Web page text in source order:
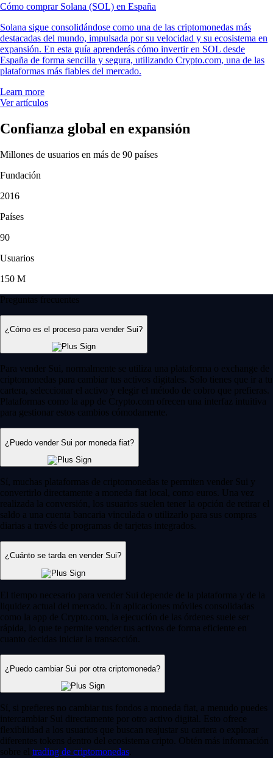
Cómo comprar Solana (SOL) en España
Solana sigue consolidándose como una de las criptomonedas más
destacadas del mundo, impulsada por su velocidad y su ecosistema en
expansión. En esta guía aprenderás cómo invertir en SOL desde
España de forma sencilla y segura, utilizando Crypto.com, una de las
plataformas más fiables del mercado.
Learn more
Ver artículos
Confianza global en expansión
Millones de usuarios en más de 90 países
Fundación
2016
Países
90
Usuarios
150 M
Preguntas frecuentes
¿Cómo es el proceso para vender Sui?
Para vender Sui, normalmente se utiliza una plataforma o exchange de
criptomonedas para cambiar tus activos digitales. Solo tienes que ir a tu
cartera, seleccionar el activo y elegir el método de cobro que prefieras.
Plataformas como la app de Crypto.com ofrecen una interfaz intuitiva
para gestionar estos cambios cómodamente.
¿Puedo vender Sui por moneda fiat?
Sí, muchas plataformas de criptomonedas te permiten vender Sui y
convertirlo directamente a moneda fiat local, como euros. Una vez
realizada la conversión, los usuarios suelen tener la opción de retirar el
saldo a una cuenta bancaria vinculada o utilizarlo para sus compras
diarias a través de programas de tarjetas integrados.
¿Cuánto se tarda en vender Sui?
El tiempo necesario para vender Sui depende de la plataforma y de la
liquidez actual del mercado. En aplicaciones móviles consolidadas
como la app de Crypto.com, la ejecución de las órdenes suele ser
rápida, lo que te permite vender tus activos de forma eficiente en
cuanto decidas iniciar la transacción.
¿Puedo cambiar Sui por otra criptomoneda?
Sí, si prefieres no cambiar tus fondos a moneda fiat, a menudo puedes
intercambiar Sui directamente por otro activo digital. Esto ofrece
flexibilidad a los usuarios que buscan reajustar su cartera o explorar
diferentes tokens dentro del ecosistema cripto. Obtén más información
sobre el trading de criptomonedas